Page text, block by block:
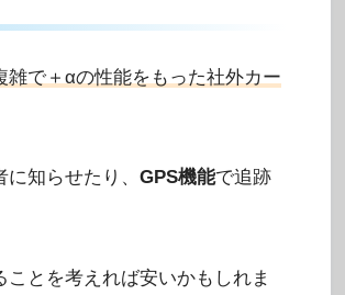
雑で＋αの性能をもった社外カー
知らせたり、 GPS機能で追跡
とを考えれば安いかもしれま